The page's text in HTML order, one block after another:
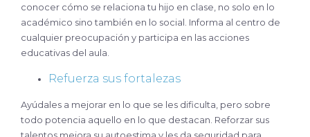
conocer cómo se relaciona tu hijo en clase, no solo en lo
académico sino también en lo social. Informa al centro de
cualquier preocupación y participa en las acciones
educativas del aula.
Refuerza sus fortalezas
Ayúdales a mejorar en lo que se les dificulta, pero sobre
todo potencia aquello en lo que destacan. Reforzar sus